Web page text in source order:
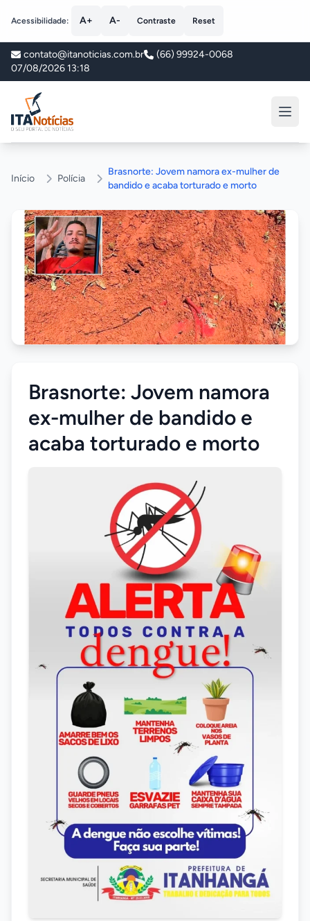
Acessibilidade: A+ A- Contraste Reset
contato@itanoticias.com.br
(66) 99924-0068
07/08/2026 13:18
ITA Notícias
Início Polícia
Brasnorte: Jovem namora ex-mulher de
bandido e acaba torturado e morto
Brasnorte: Jovem namora
ex-mulher de bandido e
acaba torturado e morto